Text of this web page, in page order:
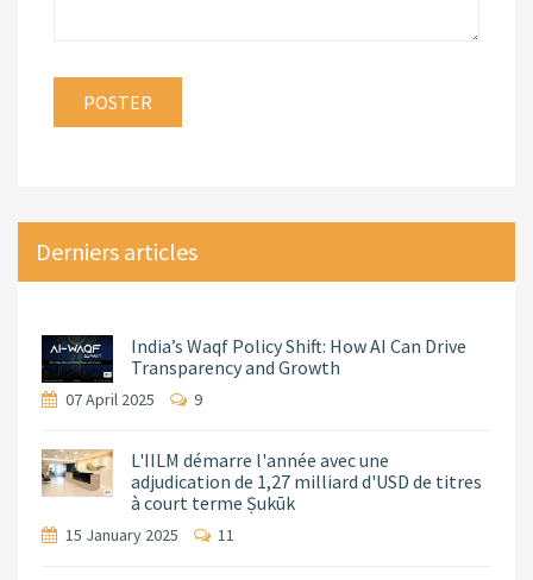
Derniers articles
India’s Waqf Policy Shift: How AI Can Drive
Transparency and Growth
07 April 2025 9
L'IILM démarre l'année avec une
adjudication de 1,27 milliard d'USD de titres
à court terme Ṣukūk
15 January 2025 11